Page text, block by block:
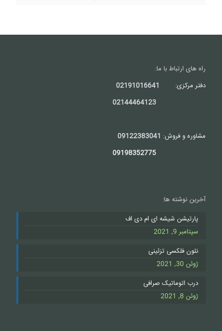
راه های ارتباط با ما:
دفتر مرکزی: 02191016641
02144464123
مشاوره و فروش: 09122383041
آخرین نوشته ها:
پارتیشن شیشه ای ام دی اف
سپتامبر 9, 2021
نئون فلکسی تزئینی
ژوئن 30, 2021
درب اتوماتیک صرافی
ژوئن 8, 2021